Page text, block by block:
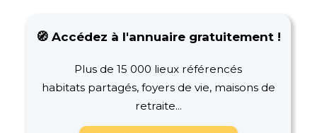
🧭 Accédez à l'annuaire gratuitement !
Plus de 15 000 lieux référencés
habitats partagés, foyers de vie, maisons de
retraite...